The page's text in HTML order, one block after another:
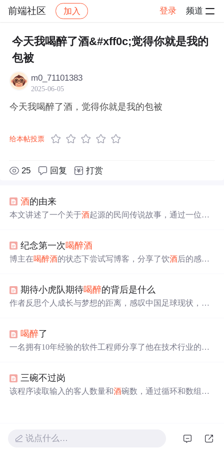
前端社区 加入 登录 频道
社区 前端社区 感慨 帖子详情
今天我喝醉了酒&#xff0c;觉得你就是我的
包被
m0_71101383
2025-06-05
今天我喝醉了酒，觉得你就是我的包被
给本帖投票
25 回复 打赏
酒的由来
本文讲述了一个关于酒起源的民间传说故事，通过一位农
享了饮酒的三个阶段及启示。
纪念第一次喝醉酒
博主在喝醉酒的状态下尝试写博客，分享了饮酒后的感受
期待小虎队期待喝醉的背后是什么
作者反思个人成长与梦想的距离，感叹中国足球现状，同
喝醉了
一名拥有10年经验的软件工程师分享了他在技术行业的心
原则比精通特定技术栈更重要。
三碗不过岗
该程序读取输入的客人数量和酒碗数，通过循环和数组计
说点什么…